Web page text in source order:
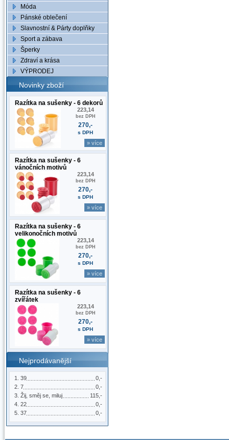
Móda
Pánské oblečení
Slavnostní & Párty doplňky
Sport a zábava
Šperky
Zdraví a krása
VÝPRODEJ
Novinky zboží
Razítka na sušenky - 6 dekorů
223,14
bez DPH
270,-
s DPH
» více
Razítka na sušenky - 6
vánočních motivů
223,14
bez DPH
270,-
s DPH
» více
Razítka na sušenky - 6
velikonočních motivů
223,14
bez DPH
270,-
s DPH
» více
Razítka na sušenky - 6
zvířátek
223,14
bez DPH
270,-
s DPH
» více
Nejprodávanější
0,-
39
0,-
7
115,-
Žij, směj se, miluj
0,-
22
0,-
37